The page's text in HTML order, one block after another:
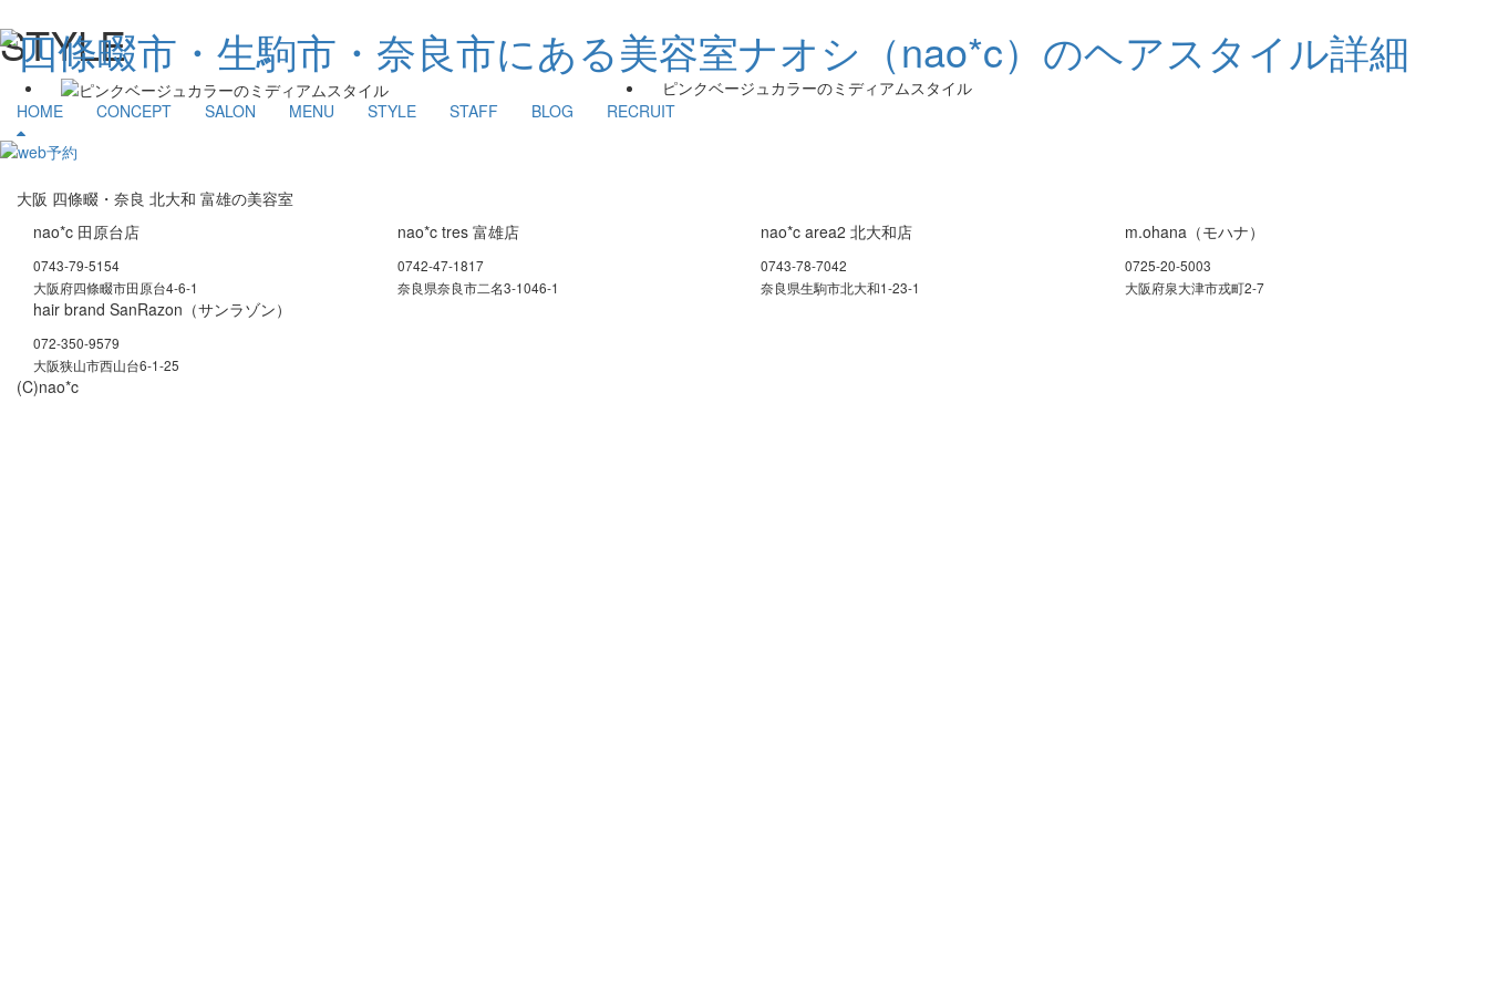
HOME CONCEPT SALON MENU STYLE STAFF BLOG RECRUIT
STYLE
ピンクベージュカラーのミディアムスタイル
大阪 四條畷・奈良 北大和 富雄の美容室
nao*c 田原台店
0743-79-5154
大阪府四條畷市田原台4-6-1
nao*c tres 富雄店
0742-47-1817
奈良県奈良市二名3-1046-1
nao*c area2 北大和店
0743-78-7042
奈良県生駒市北大和1-23-1
m.ohana（モハナ）
0725-20-5003
大阪府泉大津市戎町2-7
hair brand SanRazon（サンラゾン）
072-350-9579
大阪狭山市西山台6-1-25
(C)nao*c